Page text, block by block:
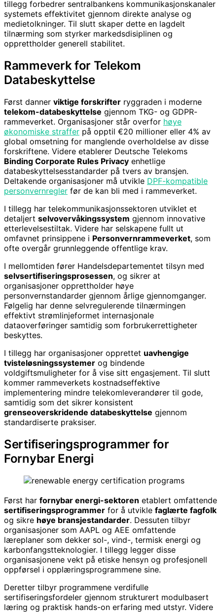
tillegg forbedrer sentralbankens kommunikasjonskanaler
systemets effektivitet gjennom direkte analyse og
medietolkninger. Til slutt skaper dette en lagdelt
tilnærming som styrker markedsdisiplinen og
opprettholder generell stabilitet.
Rammeverk for Telekom
Databeskyttelse
Først danner viktige forskrifter ryggraden i moderne
telekom-databeskyttelse gjennom TKG- og GDPR-
rammeverket. Organisasjoner står overfor høye
økonomiske straffer på opptil €20 millioner eller 4% av
global omsetning for manglende overholdelse av disse
forskriftene. Videre etablerer Deutsche Telekoms
Binding Corporate Rules Privacy enhetlige
databeskyttelsesstandarder på tvers av bransjen.
Deltakende organisasjoner må utvikle DPF-kompatible
personvernregler før de kan bli med i rammeverket.
I tillegg har telekommunikasjonssektoren utviklet et
detaljert selvovervåkingssystem gjennom innovative
etterlevelsestiltak. Videre har selskapene fullt ut
omfavnet prinsippene i Personvernrammeverket, som
ofte overgår grunnleggende offentlige krav.
I mellomtiden fører Handelsdepartementet tilsyn med
selvsertifiseringsprosessen, og sikrer at
organisasjoner opprettholder høye
personvernstandarder gjennom årlige gjennomganger.
Følgelig har denne selvregulerende tilnærmingen
effektivt strømlinjeformet internasjonale
dataoverføringer samtidig som forbrukerrettigheter
beskyttes.
I tillegg har organisasjoner opprettet uavhengige
tvisteløsningssystemer og bindende
voldgiftsmuligheter for å vise sitt engasjement. Til slutt
kommer rammeverkets kostnadseffektive
implementering mindre telekomleverandører til gode,
samtidig som det sikrer konsistent
grenseoverskridende databeskyttelse gjennom
standardiserte praksiser.
Sertifiseringsprogrammer for
Fornybar Energi
Først har fornybar energi-sektoren etablert omfattende
sertifiseringsprogrammer for å utvikle faglærte fagfolk
og sikre høye bransjestandarder. Dessuten tilbyr
organisasjoner som AAPL og AEE omfattende
læreplaner som dekker sol-, vind-, termisk energi og
karbonfangstteknologier. I tillegg legger disse
organisasjonene vekt på etiske hensyn og profesjonell
oppførsel i opplæringsprogrammene sine.
Deretter tilbyr programmene verdifulle
sertifiseringsfordeler gjennom strukturert modulbasert
læring og praktisk hands-on erfaring med utstyr. Videre